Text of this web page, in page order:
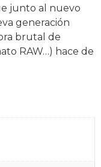
junto al nuevo
generación
brutal de
RAW…) hace de